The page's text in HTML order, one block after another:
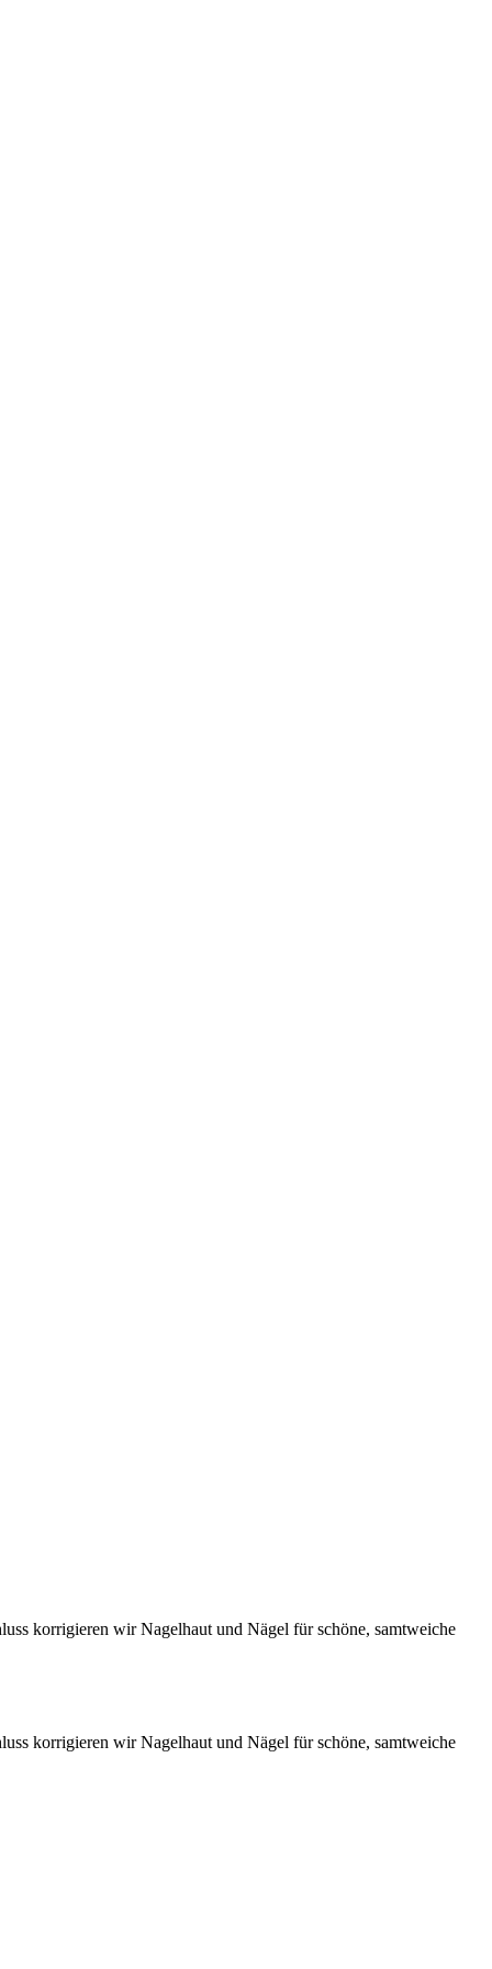
korrigieren wir Nagelhaut und Nägel für schöne, samtweiche
korrigieren wir Nagelhaut und Nägel für schöne, samtweiche